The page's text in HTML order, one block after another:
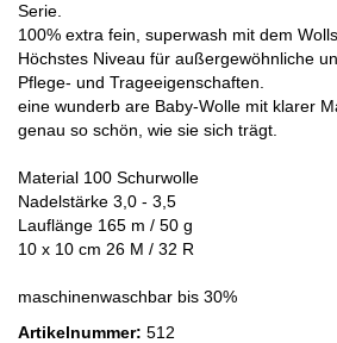
Serie.
100% extra fein, superwash mit dem
Höchstes Niveau für außergewöhnliche
Pflege- und Trageeigenschaften.
eine wunderb are Baby-Wolle mit klarer
genau so schön, wie sie sich trägt.
Material 100 Schurwolle
Nadelstärke 3,0 - 3,5
Lauflänge 165 m / 50 g
10 x 10 cm 26 M / 32 R
maschinenwaschbar bis 30%
Artikelnummer: 512